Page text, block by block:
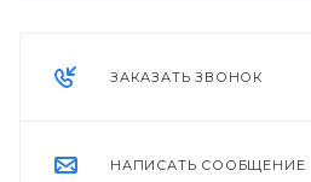
ЗАКАЗАТЬ ЗВОНОК
НАПИСАТЬ СООБЩЕНИЕ